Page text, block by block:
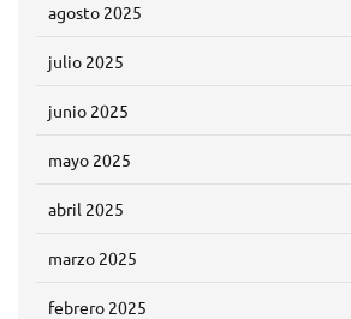
agosto 2025
julio 2025
junio 2025
mayo 2025
abril 2025
marzo 2025
febrero 2025